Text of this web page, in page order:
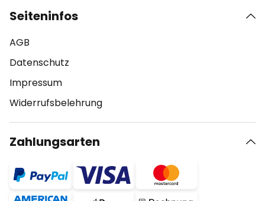
Seiteninfos
AGB
Datenschutz
Impressum
Widerrufsbelehrung
Zahlungsarten